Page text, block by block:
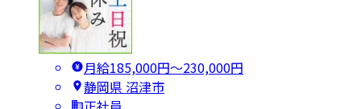
月給185,000円〜230,000円
静岡県 沼津市